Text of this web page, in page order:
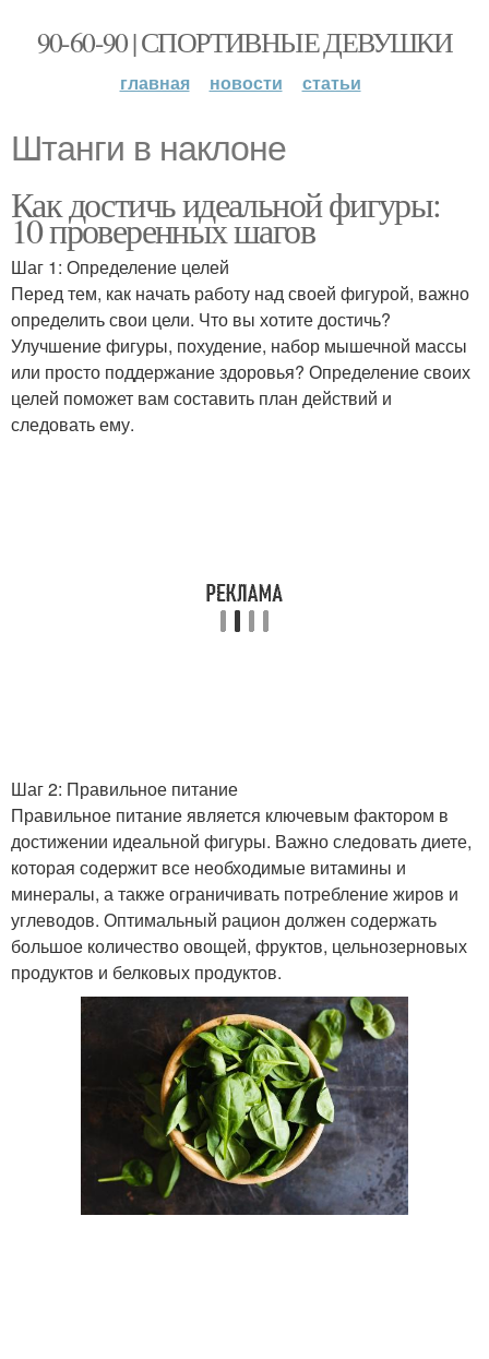
90-60-90 | СПОРТИВНЫЕ ДЕВУШКИ
главная новости статьи
Штанги в наклоне
Как достичь идеальной фигуры:
10 проверенных шагов
Шаг 1: Определение целей
Перед тем, как начать работу над своей фигурой, важно
определить свои цели. Что вы хотите достичь?
Улучшение фигуры, похудение, набор мышечной массы
или просто поддержание здоровья? Определение своих
целей поможет вам составить план действий и
следовать ему.
Шаг 2: Правильное питание
Правильное питание является ключевым фактором в
достижении идеальной фигуры. Важно следовать диете,
которая содержит все необходимые витамины и
минералы, а также ограничивать потребление жиров и
углеводов. Оптимальный рацион должен содержать
большое количество овощей, фруктов, цельнозерновых
продуктов и белковых продуктов.